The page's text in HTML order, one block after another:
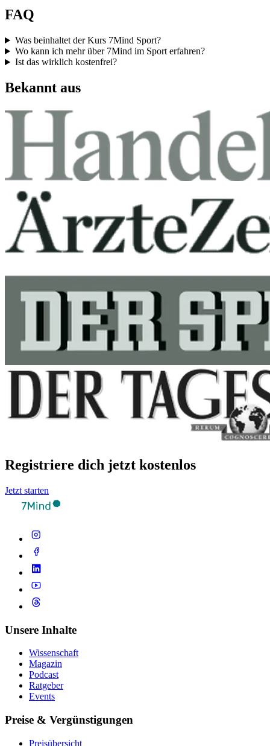
FAQ
Was beinhaltet der Kurs 7Mind Sport?
Wo kann ich mehr über 7Mind im Sport erfahren?
Ist das wirklich kostenfrei?
Bekannt aus
Registriere dich jetzt kostenlos
Jetzt starten
Unsere Inhalte
Wissenschaft
Magazin
Podcast
Ratgeber
Events
Preise & Vergünstigungen
Preisübersicht